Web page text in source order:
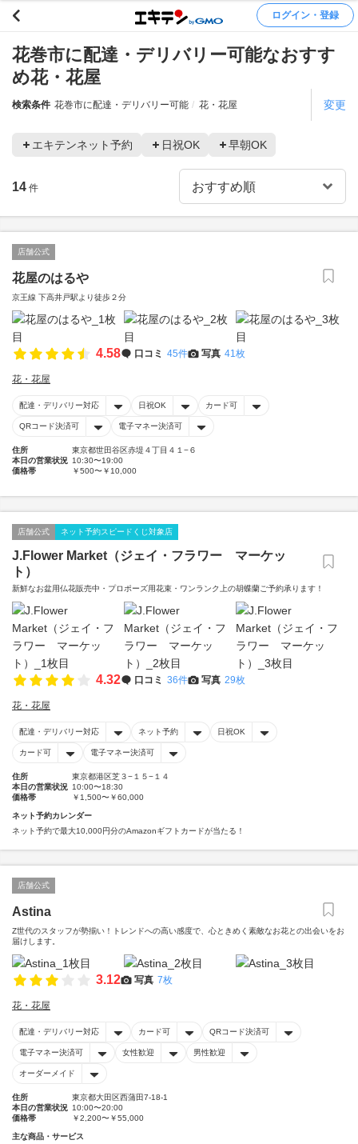
ログイン・登録
花巻市に配達・デリバリー可能なおすす
め花・花屋
検索条件 花巻市に配達・デリバリー可能 花・花屋 変更
エキテンネット予約 日祝OK 早朝OK
14 件
店舗公式
花屋のはるや
京王線 下高井戸駅より徒歩２分
4.58 口コミ 45件 写真 41枚
花・花屋
配達・デリバリー対応 日祝OK カード可
QRコード決済可 電子マネー決済可
住所
東京都世田谷区赤堤４丁目４１−６
本日の営業状況 10:30〜19:00
価格帯
￥500〜￥10,000
店舗公式 ネット予約スピードくじ対象店
J.Flower Market（ジェイ・フラワー マーケッ
ト）
新鮮なお盆用仏花販売中・プロポーズ用花束・ワンランク上の胡蝶蘭ご予約承ります！
4.32 口コミ 36件 写真 29枚
花・花屋
配達・デリバリー対応 ネット予約 日祝OK
カード可 電子マネー決済可
住所
東京都港区芝３−１５−１４
本日の営業状況 10:00〜18:30
価格帯
￥1,500〜￥60,000
ネット予約カレンダー
ネット予約で最大10,000円分のAmazonギフトカードが当たる！
店舗公式
Astina
Z世代のスタッフが勢揃い！トレンドへの高い感度で、心ときめく素敵なお花との出会いをお
届けします。
3.12 写真 7枚
花・花屋
配達・デリバリー対応 カード可 QRコード決済可
電子マネー決済可 女性歓迎 男性歓迎
オーダーメイド
住所
東京都大田区西蒲田7-18-1
本日の営業状況 10:00〜20:00
価格帯
￥2,200〜￥55,000
主な商品・サービス